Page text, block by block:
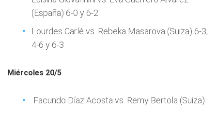
(España) 6-0 y 6-2
Lourdes Carlé vs. Rebeka Masarova (Suiza) 6-3,
4-6 y 6-3
Miércoles 20/5
Facundo Díaz Acosta vs. Remy Bertola (Suiza)